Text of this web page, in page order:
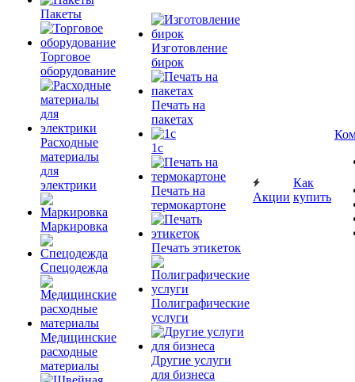
Пакеты
Торговое
оборудование
Расходные
материалы
для
электрики
Маркировка
Спецодежда
Медицинские
расходные
материалы
Изготовление
бирок
Печать на
пакетах
1c
Печать на
термокартоне
Печать этикеток
Полиграфические
услуги
Другие услуги
для бизнеса
Акции
Как
купить